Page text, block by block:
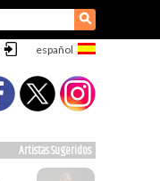
⚲
Artistas Sugeridos